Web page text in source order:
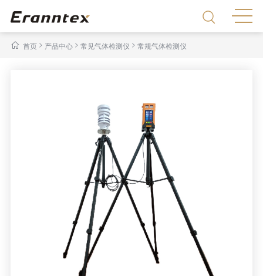
首页> 产品中心 > 常见气体检测仪 > 常规气体检测仪